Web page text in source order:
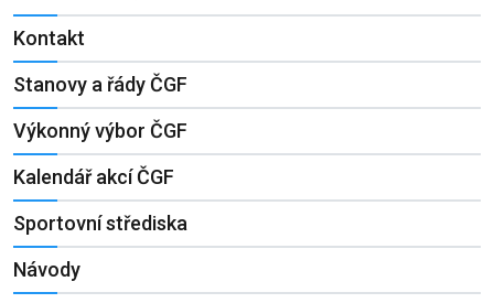
Kontakt
Stanovy a řády ČGF
Výkonný výbor ČGF
Kalendář akcí ČGF
Sportovní střediska
Návody